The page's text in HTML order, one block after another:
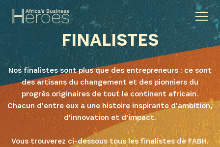
FINALISTES
Nos finalistes sont plus que des entrepreneurs : ce sont
des artisans du changement et des pionniers du
progrès originaires de tout le continent africain.
Chacun d'entre eux a une histoire inspirante d'ambition,
d'innovation et d'impact.
Vous trouverez ci-dessous tous les finalistes de l'ABH.